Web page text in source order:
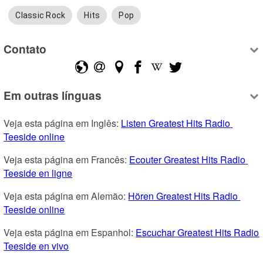
Classic Rock Hits Pop
Contato
Em outras línguas
Veja esta página em Inglês: Listen Greatest Hits Radio
Teeside online
Veja esta página em Francês: Ecouter Greatest Hits Radio
Teeside en ligne
Veja esta página em Alemão: Hören Greatest Hits Radio
Teeside online
Veja esta página em Espanhol: Escuchar Greatest Hits Radio
Teeside en vivo